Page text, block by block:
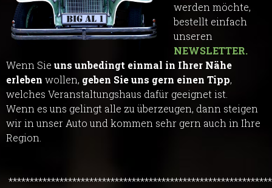
werden möchte,
bestellt einfach
unseren
NEWSLETTER.
Wenn Sie uns unbedingt einmal in Ihrer Nähe
erleben wollen, geben Sie uns gern einen Tipp,
welches Veranstaltungshaus dafür geeignet ist.
Wenn es uns gelingt alle zu überzeugen, dann steigen
wir in unser Auto und kommen sehr gern auch in Ihre
Region.